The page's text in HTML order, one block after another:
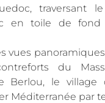
traversant
en toile de fond
vues
du
Berlou, le village
Méditerranée par